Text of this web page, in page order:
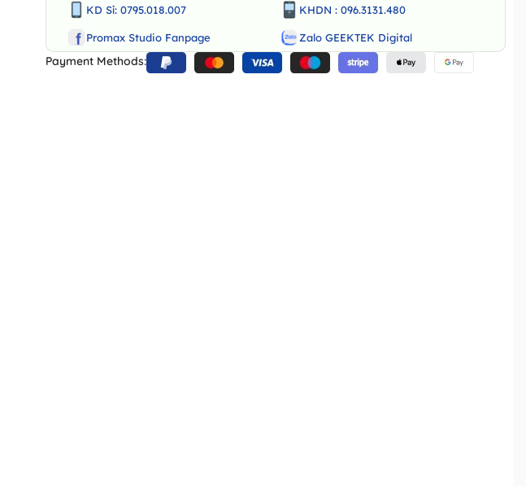
KD Sỉ: 0795.018.007 KHDN : 096.3131.480
Promax Studio Fanpage Zalo GEEKTEK Digital
Payment Methods: